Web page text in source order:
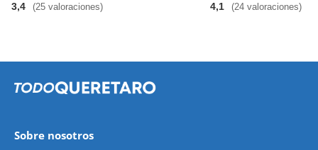
3,4 (25 valoraciones) 4,1 (24 valoraciones)
Sobre nosotros